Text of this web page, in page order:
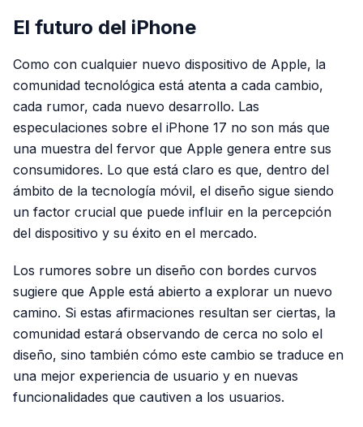
El futuro del iPhone
Como con cualquier nuevo dispositivo de Apple, la
comunidad tecnológica está atenta a cada cambio,
cada rumor, cada nuevo desarrollo. Las
especulaciones sobre el iPhone 17 no son más que
una muestra del fervor que Apple genera entre sus
consumidores. Lo que está claro es que, dentro del
ámbito de la tecnología móvil, el diseño sigue siendo
un factor crucial que puede influir en la percepción
del dispositivo y su éxito en el mercado.
Los rumores sobre un diseño con bordes curvos
sugiere que Apple está abierto a explorar un nuevo
camino. Si estas afirmaciones resultan ser ciertas, la
comunidad estará observando de cerca no solo el
diseño, sino también cómo este cambio se traduce en
una mejor experiencia de usuario y en nuevas
funcionalidades que cautiven a los usuarios.